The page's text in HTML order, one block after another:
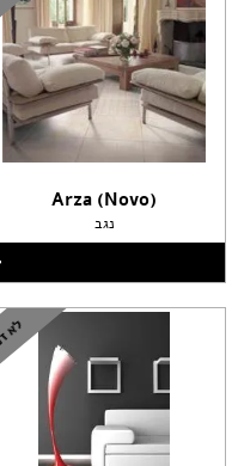
(Arza (Novo
נגב